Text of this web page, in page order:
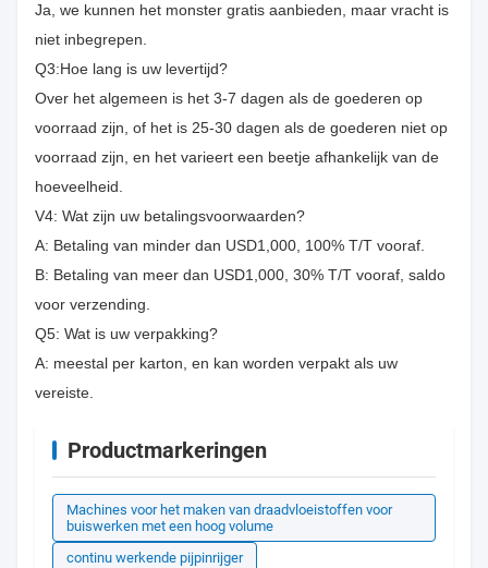
Ja, we kunnen het monster gratis aanbieden, maar vracht is
niet inbegrepen.
Q3:Hoe lang is uw levertijd?
Over het algemeen is het 3-7 dagen als de goederen op
voorraad zijn, of het is 25-30 dagen als de goederen niet op
voorraad zijn, en het varieert een beetje afhankelijk van de
hoeveelheid.
V4: Wat zijn uw betalingsvoorwaarden?
A: Betaling van minder dan USD1,000, 100% T/T vooraf.
B: Betaling van meer dan USD1,000, 30% T/T vooraf, saldo
voor verzending.
Q5: Wat is uw verpakking?
A: meestal per karton, en kan worden verpakt als uw
vereiste.
Productmarkeringen
Machines voor het maken van draadvloeistoffen voor
buiswerken met een hoog volume
continu werkende pijpinrijger